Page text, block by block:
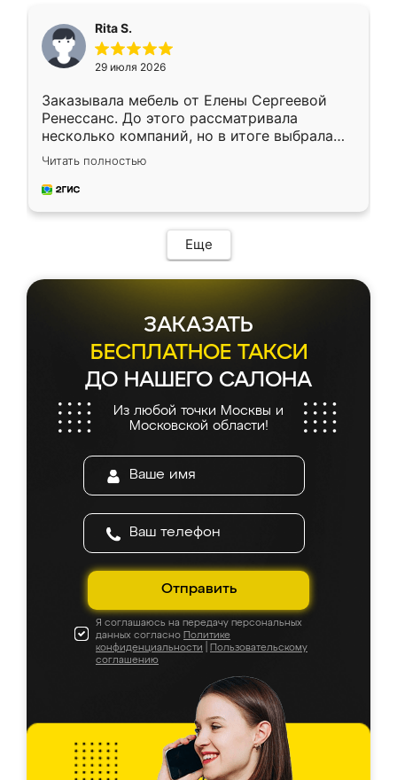
Rita S.
29 июля 2026
Заказывала мебель от Елены Сергеевой
Ренессанс. До этого рассматривала
несколько компаний, но в итоге выбрала
эту. Сначала обговорили условия, потом
приехал замерщик, всё спокойно объяснил
и снял размеры. Изготовили в срок, с
мебель сразу встала на свое место без
каких-либо доработок. Качеством осталась
довольна, все выглядит так, как и ожидала.
Читать полностью
Еще
ЗАКАЗАТЬ
БЕСПЛАТНОЕ ТАКСИ
ДО НАШЕГО САЛОНА
Из любой точки Москвы и
Московской области!
Отправить
Я соглашаюсь на передачу персональных
данных согласно Политике
конфиденциальности
Пользовательскому
соглашению